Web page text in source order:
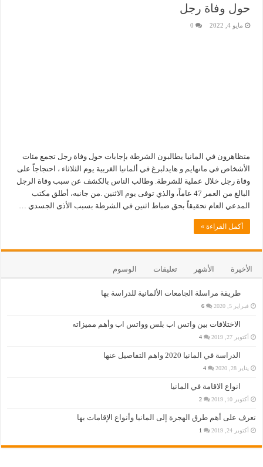
حول وفاة رجل
مايو 4, 2022 0
متظاهرون في المانيا يطالبون الشرطة بإجابات حول وفاة رجل تجمع مئات
الأشخاص في مانهايم و هايدلبرغ في ألمانيا الغربية يوم الثلاثاء ، احتجاجاً على
وفاة رجل خلال عملية للشرطة. وطالب الناس بالكشف عن سبب وفاة الرجل
البالغ من العمر 47 عاماً، والذي توفى يوم الاثنين .من جانبه، أطلق مكتب
المدعي العام تحقيقاً بحق ضباط اثنين في الشرطة بسبب الأذى الجسدي …
أكمل القراءة »
الأخيرة الأشهر تعليقات الوسوم
طريقة مراسلة الجامعات الألمانية للدراسة بها
فبراير 5, 2020 6
الاختلافات بين واتس اب بلس وواتس اب وأهم مميزاته
أكتوبر 27, 2019 4
الدراسة في المانيا 2020 واهم التفاصيل عنها
يناير 28, 2020 4
انواع الاقامة في المانيا
أكتوبر 10, 2019 2
تعرف على أهم طرق الهجرة إلى المانيا وأنواع الإقامات بها
أكتوبر 24, 2019 1